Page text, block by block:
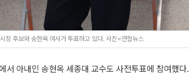
후보와 송현옥 여사가 투표하고 있다. 사진=연합뉴스
아내인 송현옥 세종대 교수도 사전투표에 참여했다.